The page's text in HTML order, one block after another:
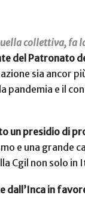
collettiva,
del Patronato
sia ancor
pandemia e il
un presidio di
e una grande
non solo in
dall’Inca in